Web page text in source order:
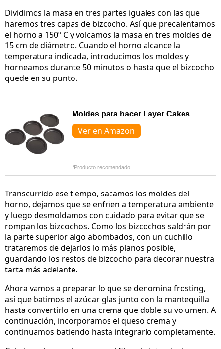
Dividimos la masa en tres partes iguales con las que
haremos tres capas de bizcocho. Así que precalentamos
el horno a 150º C y volcamos la masa en tres moldes de
15 cm de diámetro. Cuando el horno alcance la
temperatura indicada, introducimos los moldes y
horneamos durante 50 minutos o hasta que el bizcocho
quede en su punto.
Moldes para hacer Layer Cakes
Ver en Amazon
*Producto recomendado.
Transcurrido ese tiempo, sacamos los moldes del
horno, dejamos que se enfríen a temperatura ambiente
y luego desmoldamos con cuidado para evitar que se
rompan los bizcochos. Como los bizcochos saldrán por
la parte superior algo abombados, con un cuchillo
trataremos de dejarlos lo más planos posible,
guardando los restos de bizcocho para decorar nuestra
tarta más adelante.
Ahora vamos a preparar lo que se denomina frosting,
así que batimos el azúcar glas junto con la mantequilla
hasta convertirlo en una crema que doble su volumen. A
continuación, incorporamos el queso crema y
continuamos batiendo hasta integrarlo completamente.